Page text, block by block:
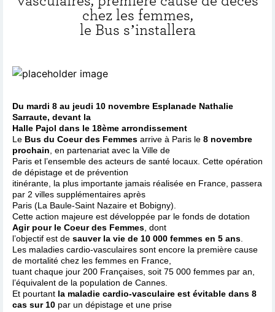
chez les femmes,
le Bus s’installera
Du mardi 8 au jeudi 10 novembre Esplanade Nathalie
Sarraute, devant la
Halle Pajol dans le 18ème arrondissement
Le Bus du Coeur des Femmes arrive à Paris le 8 novembre
prochain , en partenariat avec la Ville de
Paris et l’ensemble des acteurs de santé locaux. Cette opération
de dépistage et de prévention
itinérante, la plus importante jamais réalisée en France, passera
par 2 villes supplémentaires après
Paris (La Baule-Saint Nazaire et Bobigny).
Cette action majeure est développée par le fonds de dotation
Agir pour le Coeur des Femmes , dont
l’objectif est de sauver la vie de 10 000 femmes en 5 ans
Les maladies cardio-vasculaires sont encore la première cause
de mortalité chez les femmes en France,
tuant chaque jour 200 Françaises, soit 75 000 femmes par an,
l’équivalent de la population de Cannes.
Et pourtant la maladie cardio-vasculaire est évitable dans 8
cas sur 10 par un dépistage et une prise